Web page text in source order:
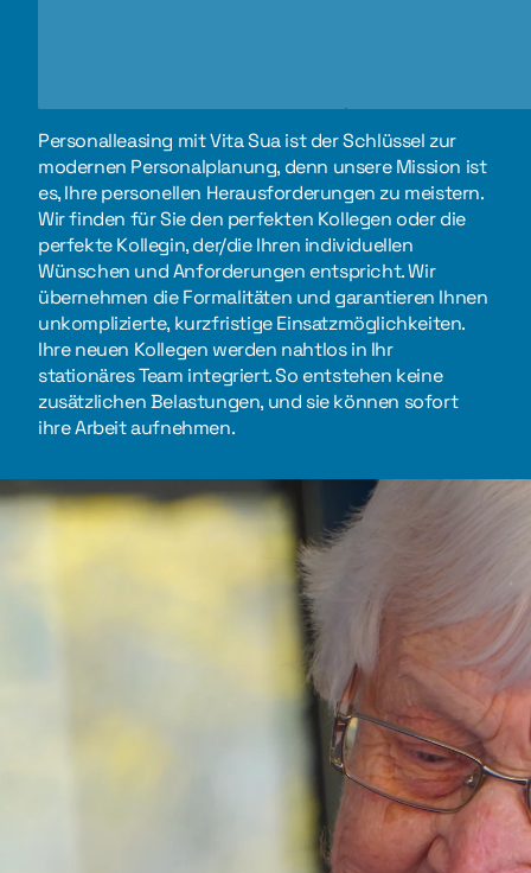
Personalleasing mit Vita Sua ist der Schlüssel zur
modernen Personalplanung, denn unsere Mission ist
es, Ihre personellen Herausforderungen zu meistern.
Wir finden für Sie den perfekten Kollegen oder die
perfekte Kollegin, der/die Ihren individuellen
Wünschen und Anforderungen entspricht. Wir
übernehmen die Formalitäten und garantieren Ihnen
unkomplizierte, kurzfristige Einsatzmöglichkeiten.
Ihre neuen Kollegen werden nahtlos in Ihr
stationäres Team integriert. So entstehen keine
zusätzlichen Belastungen, und sie können sofort
ihre Arbeit aufnehmen.